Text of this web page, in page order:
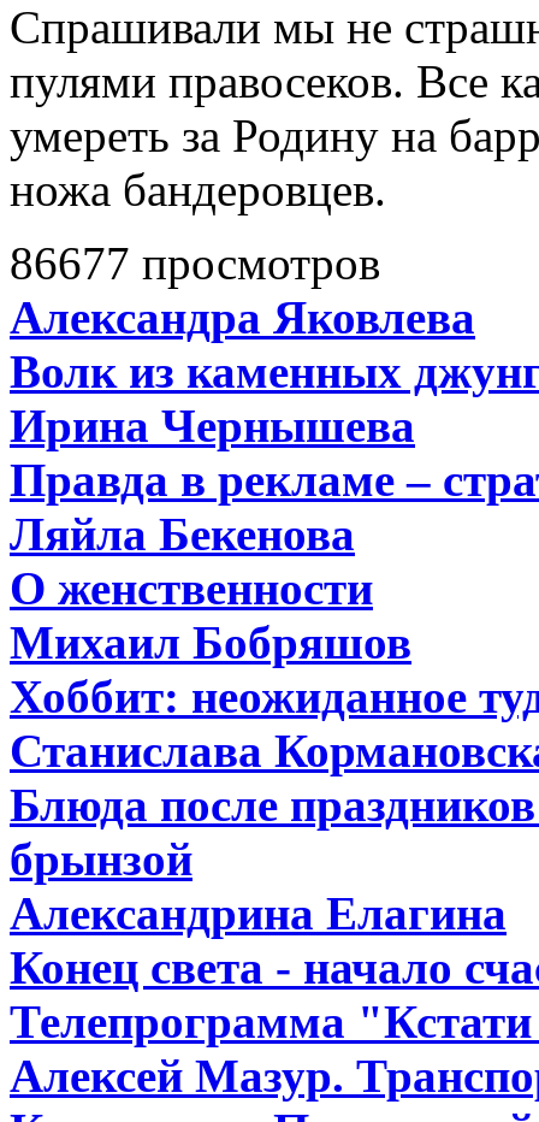
Спрашивали мы не
пулями правосеков. Все
умереть за Родину на
ножа бандеровцев.
86677 просмотров
Александра Яковлева
Волк из каменных
Ирина Чернышева
Правда в рекламе –
Ляйла Бекенова
О женственности
Михаил Бобряшов
Хоббит: неожиданное
Станислава
Блюда после
брынзой
Александрина Елагина
Конец света - начало
Телепрограмма "Кстати
Алексей Мазур.